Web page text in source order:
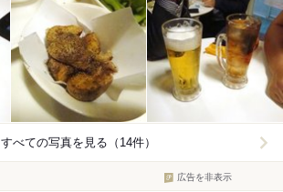
すべての写真を見る（14件）
広告を非表示